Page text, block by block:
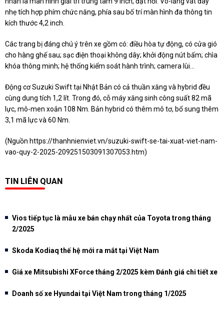
nhẹ tích hợp phím chức năng, phía sau bố trí màn hình đa thông tin
kích thước 4,2 inch.
Các trang bị đáng chú ý trên xe gồm có: điều hòa tự động, có cửa gió
cho hàng ghế sau; sạc điện thoại không dây; khởi động nút bấm; chìa
khóa thông minh; hệ thống kiểm soát hành trình; camera lùi...
Động cơ Suzuki Swift tại Nhật Bản có cả thuần xăng và hybrid đều
cùng dung tích 1,2 lít. Trong đó, cỗ máy xăng sinh công suất 82 mã
lực, mô-men xoắn 108 Nm. Bản hybrid có thêm mô tơ, bổ sung thêm
3,1 mã lực và 60 Nm.
(Nguồn https://thanhnienviet.vn/suzuki-swift-se-tai-xuat-viet-nam-
vao-quy-2-2025-209251503091307053.htm)
TIN LIÊN QUAN
Vios tiếp tục là mẫu xe bán chạy nhất của Toyota trong tháng
2/2025
Skoda Kodiaq thế hệ mới ra mắt tại Việt Nam
Giá xe Mitsubishi XForce tháng 2/2025 kèm Đánh giá chi tiết xe
Doanh số xe Hyundai tại Việt Nam trong tháng 1/2025